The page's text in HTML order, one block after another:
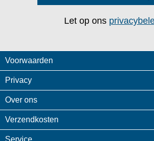
Let op ons
Voorwaarden
Privacy
Over ons
Verzendkosten
Service